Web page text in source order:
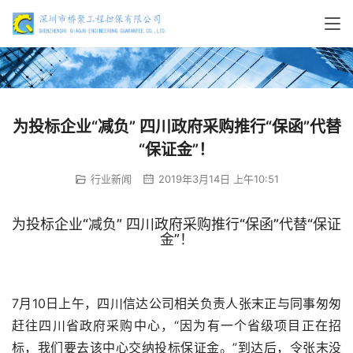
为投标企业“减负” 四川政府采购推行“保函”代替
“保证金”！
行业新闻 2019年3月14日 上午10:51
为投标企业“减负” 四川政府采购推行“保函”代替“保证
金”！
7月10日上午，四川信达公司相关负责人张末正与同事匆匆
赶往四川省政府采购中心，“因为有一个省级项目正在招
标，我们要去该中心交纳投标保证金。”到达后，令张末没